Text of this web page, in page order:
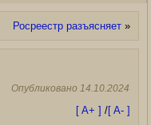
Росреестр разъясняет»
Опубликовано 14.10.2024
[ A+ ] /[ A- ]